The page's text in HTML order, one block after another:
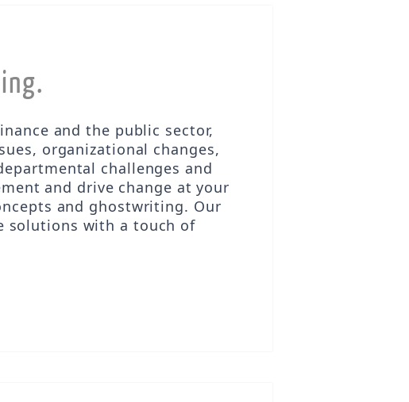
and the public sector,
organizational changes,
challenges and
and drive change at your
and ghostwriting. Our
solutions with a touch of